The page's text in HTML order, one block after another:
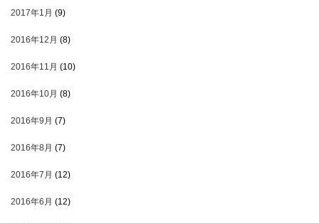
2017年1月 (9)
2016年12月 (8)
2016年11月 (10)
2016年10月 (8)
2016年9月 (7)
2016年8月 (7)
2016年7月 (12)
2016年6月 (12)